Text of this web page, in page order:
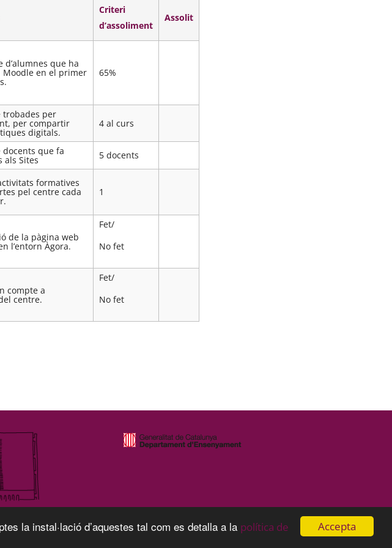
Accepta
la instal·lació d’aquestes tal com es detalla a la política de
Criteri
d’assoliment
Assolit
d’alumnes que ha
Moodle en el primer 65%
trobades per
per compartir
digitals.
4 al curs
docents que fa
als Sites
5 docents
formatives
pel centre cada 1
de la pàgina web
l’entorn Àgora.
Fet/
No fet
compte a
centre.
Fet/
No fet